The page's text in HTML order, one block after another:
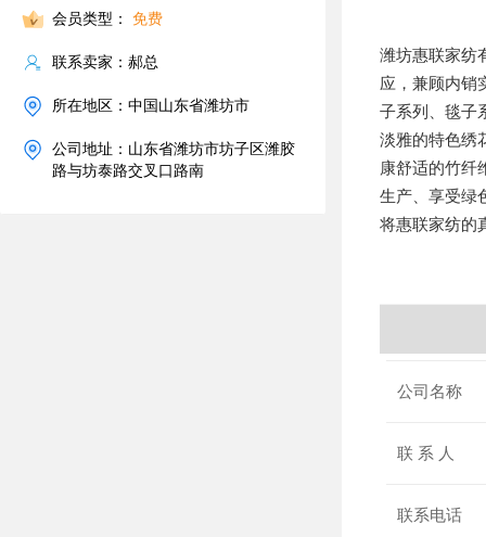
会员类型： 免费
联系卖家：郝总
所在地区：中国山东省潍坊市
公司地址：山东省潍坊市坊子区潍胶
路与坊泰路交叉口路南
潍坊惠联家纺
应，兼顾内销
子系列、毯子
淡雅的特色绣
康舒适的竹纤
生产、享受绿
将惠联家纺的
公司名称
联 系 人
联系电话